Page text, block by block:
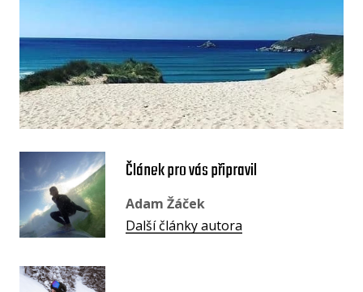
Článek pro vás připravil
Adam Žáček
Další články autora